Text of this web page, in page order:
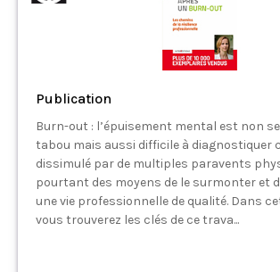
Publication
Burn-out : l’épuisement mental est non
tabou mais aussi difficile à diagnostiquer
dissimulé par de multiples paravents
pourtant des moyens de le surmonter et
une vie professionnelle de qualité. Dans
vous trouverez les clés de ce trava...